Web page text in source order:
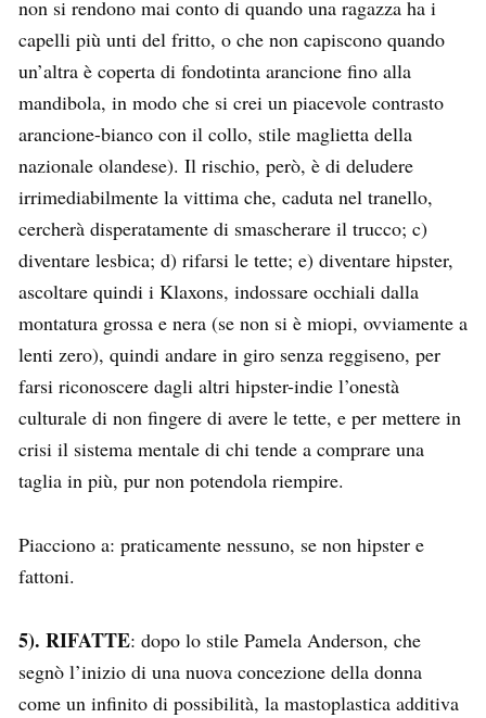
non si rendono mai conto di quando una ragazza ha i
capelli più unti del fritto, o che non capiscono quando
un’altra è coperta di fondotinta arancione fino alla
mandibola, in modo che si crei un piacevole contrasto
arancione-bianco con il collo, stile maglietta della
nazionale olandese). Il rischio, però, è di deludere
irrimediabilmente la vittima che, caduta nel tranello,
cercherà disperatamente di smascherare il trucco; c)
diventare lesbica; d) rifarsi le tette; e) diventare hipster,
ascoltare quindi i Klaxons, indossare occhiali dalla
montatura grossa e nera (se non si è miopi, ovviamente a
lenti zero), quindi andare in giro senza reggiseno, per
farsi riconoscere dagli altri hipster-indie l’onestà
culturale di non fingere di avere le tette, e per mettere in
crisi il sistema mentale di chi tende a comprare una
taglia in più, pur non potendola riempire.
Piacciono a: praticamente nessuno, se non hipster e
fattoni.
5). RIFATTE: dopo lo stile Pamela Anderson, che
segnò l’inizio di una nuova concezione della donna
come un infinito di possibilità, la mastoplastica additiva